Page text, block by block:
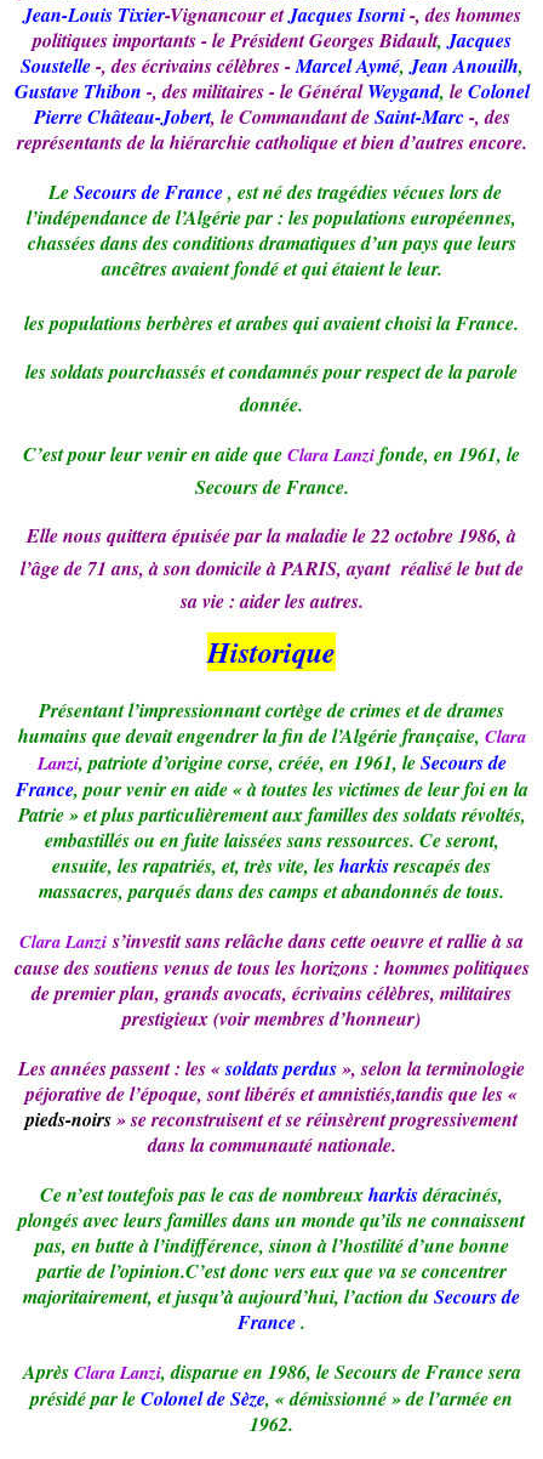
Jean-Louis Tixier-Vignancour etJacques Isorni -, des hommes
politiques importants - le Président Georges Bidault,Jacques
Soustelle -, des écrivains célèbres -Marcel Aymé,Jean Anouilh,
Gustave Thibon -, des militaires - le GénéralWeygand, le Colonel
Pierre Château-Jobert, le CommandantdeSaint-Marc-, des
représentants de la hiérarchie catholique et bien d’autres encore.
LeSecours de France, est né des tragédies vécues lors de
l’indépendance de l’Algérie par : les populations européennes,
chassées dans des conditions dramatiques d’un pays que leurs
ancêtres avaient fondé et qui étaient le leur.
les populations berbères et arabes qui avaient choisi la France.
les soldats pourchassés et condamnés pour respect de la parole
donnée.
C’est pour leur venir en aide queClara Lanzifonde, en 1961, le
Secours de France.
Elle nous quittera épuiséeparla maladie le 22 octobre1986, à
l’âge de 71 ans, à son domicile à PARIS, ayant réalisé le but de
sa vie : aider les autres.
Historique
Présentant l’impressionnant cortège de crimes et de drames
humains que devait engendrer la fin de l’Algérie française, Clara
Lanzi, patriote d’origine corse, créée, en 1961, leSecours de
France, pour venir en aide « à toutes les victimes de leur foi en la
Patrie » et plus particulièrement aux familles des soldats révoltés,
embastillés ou en fuite laissées sans ressources. Ce seront,
ensuite, les rapatriés, et, très vite, lesharkisrescapés des
massacres, parqués dans des camps et abandonnés de tous.
Clara Lanzis’investit sans relâche dans cette oeuvre et rallie à sa
cause des soutiens venus de tous les horizons : hommes politiques
de premier plan, grands avocats, écrivains célèbres, militaires
prestigieux (voir membres d’honneur)
Les années passent : les «soldats perdus», selon la terminologie
péjorative de l’époque, sont libérés et amnistiés,tandis que les «
pieds-noirs» se reconstruisent et se réinsèrent progressivement
dans la communauté nationale.
Ce n’est toutefois pas le cas de nombreuxharkisdéracinés,
plongés avec leurs familles dans un monde qu’ils neconnaissent
pas, en butte à l’indifférence, sinon à l’hostilité d’une bonne
partie de l’opinion.C’est donc vers eux que va se concentrer
majoritairement, et jusqu’à aujourd’hui, l’action du Secours de
France.
AprèsClara Lanzi, disparue en 1986, le Secours de France sera
présidé par leColonel de Sèze, « démissionné » de l’armée en
1962.